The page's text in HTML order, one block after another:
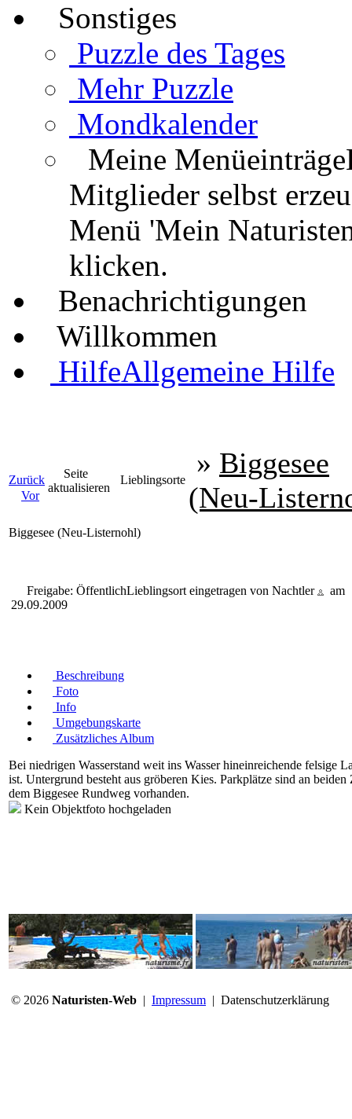
Sonstiges
Puzzle des Tages
Mehr Puzzle
Mondkalender
Meine Menüeinträge
Mitglieder selbst
Menü 'Mein
klicken.
Benachrichtigungen
Willkommen
HilfeAllgemeine Hilfe
Zurück
Vor
Seite
aktualisieren
Lieblingsorte
» Biggesee
(Neu-
Biggesee (Neu-Listernohl)
Freigabe: ÖffentlichLieblingsort eingetragen von Nachtler
am
29.09.2009
Beschreibung
Foto
Info
Umgebungskarte
Zusätzliches Album
Bei niedrigen Wasserstand weit ins Wasser hineinreichende felsige
ist. Untergrund besteht aus gröberen Kies. Parkplätze sind an
dem Biggesee Rundweg vorhanden.
Kein Objektfoto hochgeladen
© 2026 Naturisten-Web | Impressum | Datenschutzerklärung